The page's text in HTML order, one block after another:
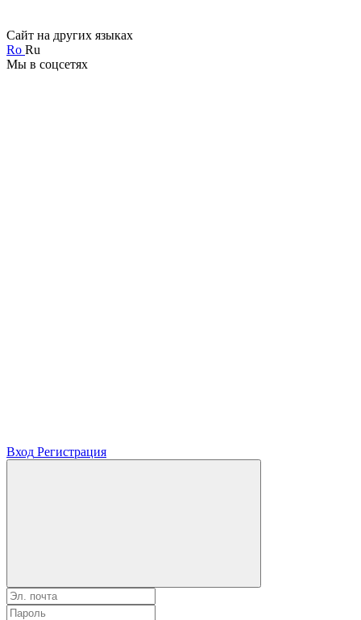
Сайт на других языках
Ro Ru
Мы в соцсетях
Вход Регистрация